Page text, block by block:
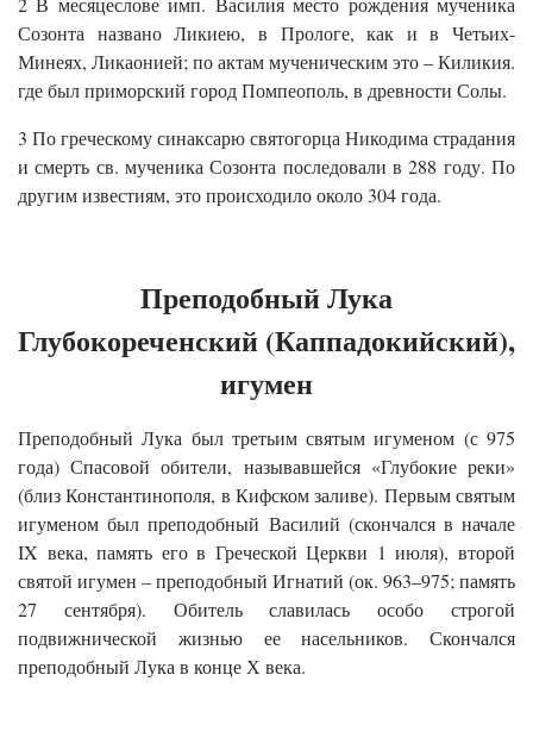
Созонта названо Ликиею, в Прологе, как и в Четьих-
Минеях, Ликаонией; по актам мученическим это – Киликия.
где был приморский город Помпеополь, в древности Солы.
3 По греческому синаксарю святогорца Никодима страдания
и смерть св. мученика Созонта последовали в 288 году. По
другим известиям, это происходило около 304 года.
Преподобный Лука
Глубокореченский (Каппадокийский),
игумен
Преподобный Лука был третьим святым игуменом (с 975
года) Спасовой обители, называвшейся «Глубокие реки»
(близ Константинополя, в Кифском заливе). Первым святым
игуменом был преподобный Василий (скончался в начале
IX века, память его в Греческой Церкви 1 июля), второй
святой игумен – преподобный Игнатий (ок. 963–975; память
27 сентября). Обитель славилась особо строгой
подвижнической жизнью ее насельников. Скончался
преподобный Лука в конце Х века.